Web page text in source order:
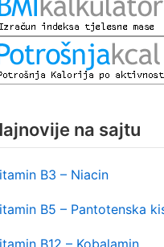
na sajtu
B3 – Niacin
B5 – Pantotenska
B12 – Kobalamin